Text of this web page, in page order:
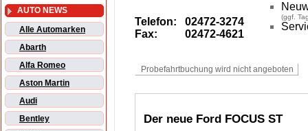
AUTO NEWS
Alle Automarken
Abarth
Alfa Romeo
Aston Martin
Audi
Bentley
Telefon: 02472-3274
Fax:
02472-4621
(ggf.
Der neue Ford FOCUS ST